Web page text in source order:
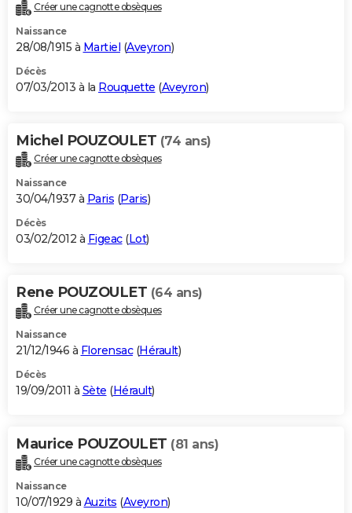
Créer une cagnotte obsèques
Naissance
28/08/1915 à Martiel (Aveyron)
Décès
07/03/2013 à la Rouquette (Aveyron)
Michel POUZOULET (74 ans)
Créer une cagnotte obsèques
Naissance
30/04/1937 à Paris (Paris)
Décès
03/02/2012 à Figeac(Lot)
Rene POUZOULET (64 ans)
Créer une cagnotte obsèques
Naissance
21/12/1946 à Florensac(Hérault)
Décès
19/09/2011 à Sète (Hérault)
Maurice POUZOULET (81 ans)
Créer une cagnotte obsèques
Naissance
10/07/1929 à Auzits (Aveyron)